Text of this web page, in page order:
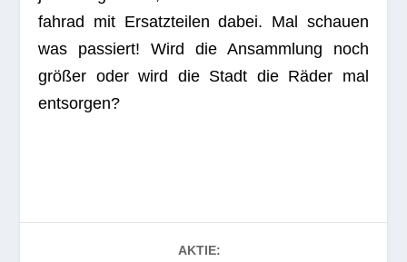
fah­rad mit Ersatz­tei­len dabei. Mal schauen
was pas­siert! Wird die Ansamm­lung noch
grö­ßer oder wird die Stadt die Räder mal
entsorgen?
AKTIE: